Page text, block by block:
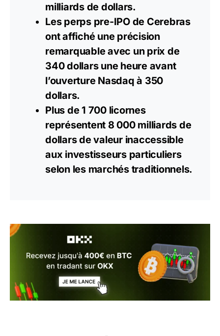
milliards de dollars.
Les perps pre-IPO de Cerebras
ont affiché une précision
remarquable avec un prix de
340 dollars une heure avant
l’ouverture Nasdaq à 350
dollars.
Plus de 1 700 licornes
représentent 8 000 milliards de
dollarsde valeur inaccessible
aux investisseurs particuliers
selon les marchés traditionnels.